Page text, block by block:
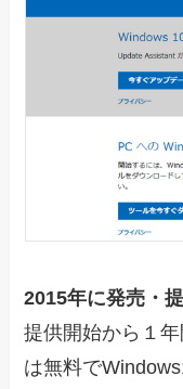
2015年に発売・
提供開始から１
は無料で